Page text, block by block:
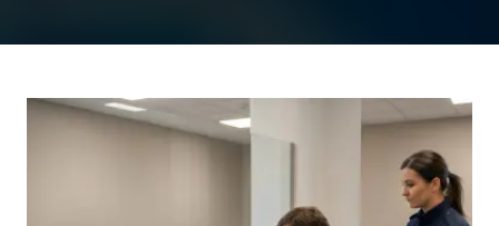
Prawo ubezpieczeń społecznych